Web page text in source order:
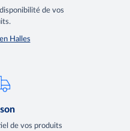
de vos
Halles
de vos produits